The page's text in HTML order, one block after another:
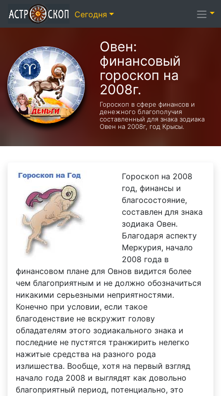
Овен:
финансовый
гороскоп на
2008г.
Гороскоп в сфере финансов и
денежного благополучия
составленный для знака зодиака
Овен на 2008г, год Крысы.
Гороскоп на 2008
год, финансы и
благосостояние,
составлен для знака
зодиака Овен.
Благодаря аспекту
Меркурия, начало
2008 года в
финансовом плане для Овнов видится более
чем благоприятным и не должно обозначиться
никакими серьезными неприятностями.
Конечно при условии, если такое
благоденствие не вскружит голову
обладателям этого зодиакального знака и
последние не пустятся транжирить нелегко
нажитые средства на разного рода
излишества. Вообще, хотя на первый взгляд
начало года 2008 и выглядят как довольно
благоприятный период, потенциально, это
Сегодня